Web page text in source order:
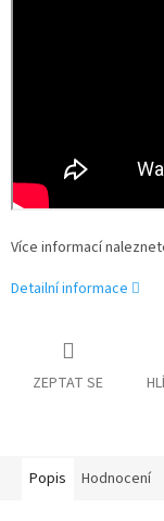
Více informací
Detailní informace
ZEPTAT SE
Popis Hodnocení